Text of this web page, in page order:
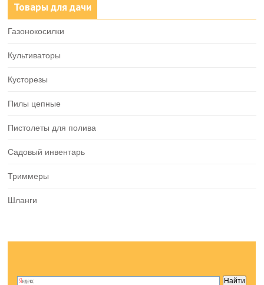
Товары для дачи
Газонокосилки
Культиваторы
Кусторезы
Пилы цепные
Пистолеты для полива
Садовый инвентарь
Триммеры
Шланги